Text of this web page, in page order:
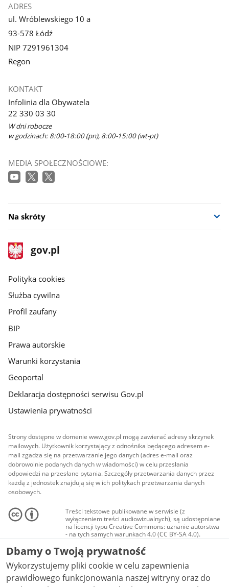
ADRES
ul. Wróblewskiego 10 a
93-578 Łódź
NIP 7291961304
Regon
KONTAKT
Infolinia dla Obywatela
22 330 03 30
W dni robocze
w godzinach: 8:00-18:00 (pn), 8:00-15:00 (wt-pt)
MEDIA SPOŁECZNOŚCIOWE:
Na skróty
stopka
gov.pl
Strona
gov.pl
gov.pl
Polityka cookies
Służba cywilna
Profil zaufany
BIP
Prawa autorskie
Warunki korzystania
Geoportal
Deklaracja dostępności serwisu Gov.pl
Ustawienia prywatności
Strony dostępne w domenie www.gov.pl mogą zawierać adresy skrzynek
mailowych. Użytkownik korzystający z odnośnika będącego adresem e-
mail zgadza się na przetwarzanie jego danych (adres e-mail oraz
dobrowolnie podanych danych w wiadomości) w celu przesłania
odpowiedzi na przesłane pytania. Szczegóły przetwarzania danych przez
każdą z jednostek znajdują się w ich politykach przetwarzania danych
osobowych.
Treści tekstowe publikowane w serwisie (z
wyłączeniem treści audiowizualnych), są udostępniane
na licencji typu Creative Commons: uznanie autorstwa
- na tych samych warunkach 4.0 (CC BY-SA 4.0).
Materiały audiowizualne, w tym zdjęcia, materiały
audio i wideo, są udostępniane na licencji typu
Creative Commons: uznanie autorstwa użycie
niekomercyjne - bez utworów zależnych 4.0 (CC BY-
NC-ND 4.0), o ile nie jest to stwierdzone inaczej.
Dbamy o Twoją prywatność
Wykorzystujemy pliki cookie w celu zapewnienia
prawidłowego funkcjonowania naszej witryny oraz do